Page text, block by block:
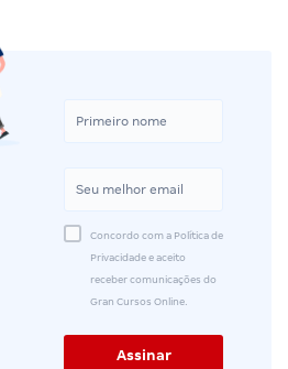
Concordo com a Política de
Privacidade e aceito
receber comunicações do
Gran Cursos Online.